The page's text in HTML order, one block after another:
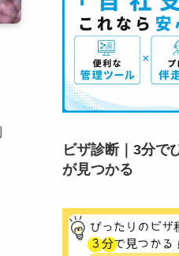
ビザ診断｜3分で
が見つかる